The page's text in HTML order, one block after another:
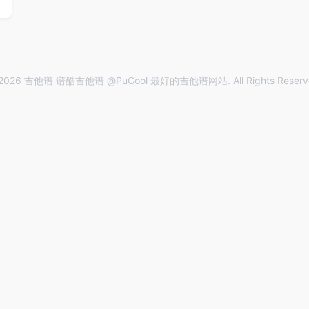
吉他谱 谱酷吉他谱 @PuCool 最好的吉他谱网站. All Rights